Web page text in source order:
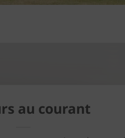
au courant